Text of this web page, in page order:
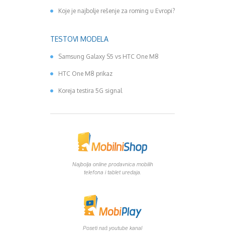
Koje je najbolje rešenje za roming u Evropi?
TESTOVI MODELA
Samsung Galaxy S5 vs HTC One M8
HTC One M8 prikaz
Koreja testira 5G signal
Najbolja online prodavnica mobilih
telefona i tablet uredaja.
Poseti naš youtube kanal